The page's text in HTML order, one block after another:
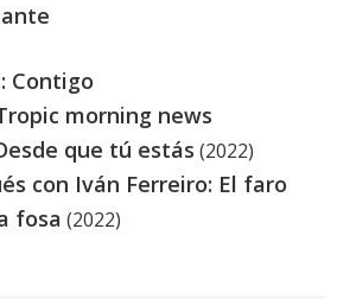
Contigo
morning news
que tú estás (2022)
con Iván Ferreiro: El faro
fosa (2022)